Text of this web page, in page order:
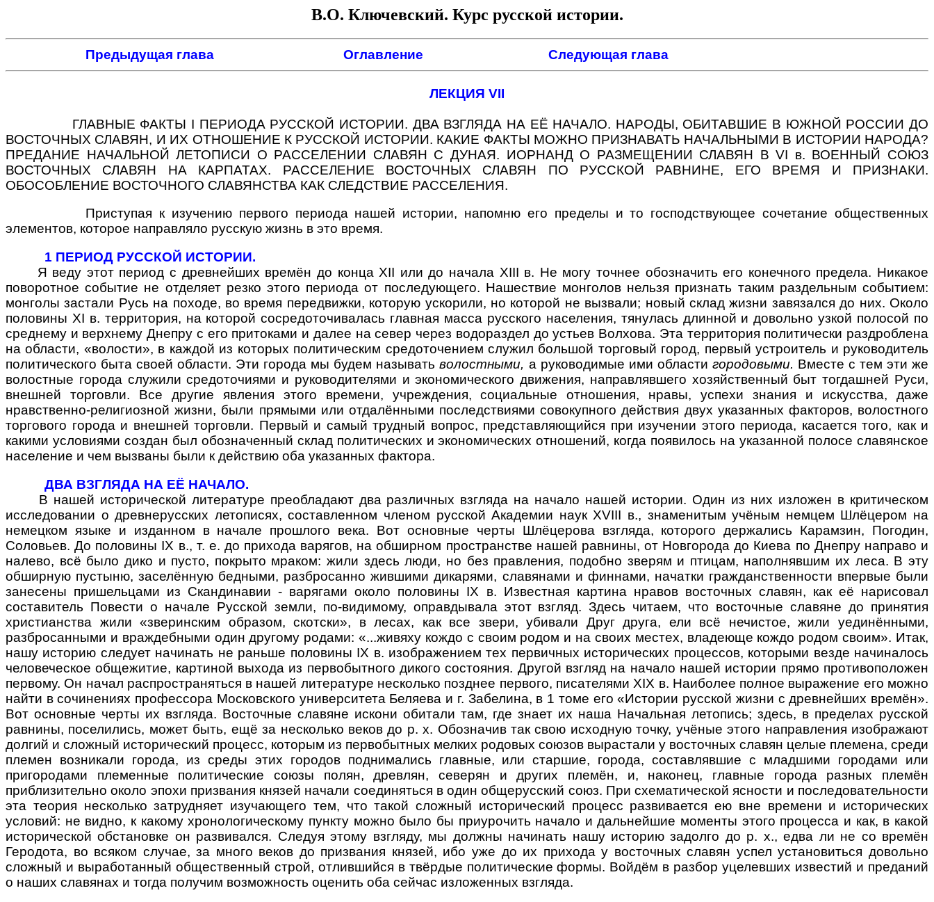
В.О. Ключевский. Курс русской истории.
Предыдущая глава Оглавление Следующая глава
ЛЕКЦИЯ VII
ГЛАВНЫЕ ФАКТЫ I ПЕРИОДА РУССКОЙ ИСТОРИИ. ДВА ВЗГЛЯДА НА ЕЁ НАЧАЛО. НАРОДЫ, ОБИТАВШИЕ В ЮЖНОЙ РОССИИ ДО
ВОСТОЧНЫХ СЛАВЯН, И ИХ ОТНОШЕНИЕ К РУССКОЙ ИСТОРИИ. КАКИЕ ФАКТЫ МОЖНО ПРИЗНАВАТЬ НАЧАЛЬНЫМИ В ИСТОРИИ НАРОДА?
ПРЕДАНИЕ НАЧАЛЬНОЙ ЛЕТОПИСИ О РАССЕЛЕНИИ СЛАВЯН С ДУНАЯ. ИОРНАНД О РАЗМЕЩЕНИИ СЛАВЯН В VI в. ВОЕННЫЙ СОЮЗ
ВОСТОЧНЫХ СЛАВЯН НА КАРПАТАХ. РАССЕЛЕНИЕ ВОСТОЧНЫХ СЛАВЯН ПО РУССКОЙ РАВНИНЕ, ЕГО ВРЕМЯ И ПРИЗНАКИ.
ОБОСОБЛЕНИЕ ВОСТОЧНОГО СЛАВЯНСТВА КАК СЛЕДСТВИЕ РАССЕЛЕНИЯ.
Приступая к изучению первого периода нашей истории, напомню его пределы и то господствующее сочетание общественных
элементов, которое направляло русскую жизнь в это время.
1 ПЕРИОД РУССКОЙ ИСТОРИИ.
Я веду этот период с древнейших времён до конца XII или до начала XIII в. Не могу точнее обозначить его конечного предела. Никакое
поворотное событие не отделяет резко этого периода от последующего. Нашествие монголов нельзя признать таким раздельным событием:
монголы застали Русь на походе, во время передвижки, которую ускорили, но которой не вызвали; новый склад жизни завязался до них. Около
половины XI в. территория, на которой сосредоточивалась главная масса русского населения, тянулась длинной и довольно узкой полосой по
среднему и верхнему Днепру с его притоками и далее на север через водораздел до устьев Волхова. Эта территория политически раздроблена
на области, «волости», в каждой из которых политическим средоточением служил большой торговый город, первый устроитель и руководитель
политического быта своей области. Эти города мы будем называтьволостными, а руководимые ими области городовыми. Вместе с тем эти же
волостные города служили средоточиями и руководителями и экономического движения, направлявшего хозяйственный быт тогдашней Руси,
внешней торговли. Все другие явления этого времени, учреждения, социальные отношения, нравы, успехи знания и искусства, даже
нравственно-религиозной жизни, были прямыми или отдалёнными последствиями совокупного действия двух указанных факторов, волостного
торгового города и внешней торговли. Первый и самый трудный вопрос, представляющийся при изучении этого периода, касается того, как и
какими условиями создан был обозначенный склад политических и экономических отношений, когда появилось на указанной полосе славянское
население и чем вызваны были к действию оба указанных фактора.
ДВА ВЗГЛЯДА НА ЕЁ НАЧАЛО.
В нашей исторической литературе преобладают два различных взгляда на начало нашей истории. Один из них изложен в критическом
исследовании о древнерусских летописях, составленном членом русской Академии наук XVIII в., знаменитым учёным немцем Шлёцером на
немецком языке и изданном в начале прошлого века. Вот основные черты Шлёцерова взгляда, которого держались Карамзин, Погодин,
Соловьев. До половины IX в., т. е. до прихода варягов, на обширном пространстве нашей равнины, от Новгорода до Киева по Днепру направо и
налево, всё было дико и пусто, покрыто мраком: жили здесь люди, но без правления, подобно зверям и птицам, наполнявшим их леса. В эту
обширную пустыню, заселённую бедными, разбросанно жившими дикарями, славянами и финнами, начатки гражданственности впервые были
занесены пришельцами из Скандинавии - варягами около половины IX в. Известная картина нравов восточных славян, как её нарисовал
составитель Повести о начале Русской земли, по-видимому, оправдывала этот взгляд. Здесь читаем, что восточные славяне до принятия
христианства жили «зверинским образом, скотски», в лесах, как все звери, убивали Друг друга, ели всё нечистое, жили уединёнными,
разбросанными и враждебными один другому родами: «...живяху кождо с своим родом и на своих местех, владеюще кождо родом своим». Итак,
нашу историю следует начинать не раньше половины IX в. изображением тех первичных исторических процессов, которыми везде начиналось
человеческое общежитие, картиной выхода из первобытного дикого состояния. Другой взгляд на начало нашей истории прямо противоположен
первому. Он начал распространяться в нашей литературе несколько позднее первого, писателями XIX в. Наиболее полное выражение его можно
найти в сочинениях профессора Московского университета Беляева и г. Забелина, в 1 томе его «Истории русской жизни с древнейших времён».
Вот основные черты их взгляда. Восточные славяне искони обитали там, где знает их наша Начальная летопись; здесь, в пределах русской
равнины, поселились, может быть, ещё за несколько веков до р. х. Обозначив так свою исходную точку, учёные этого направления изображают
долгий и сложный исторический процесс, которым из первобытных мелких родовых союзов вырастали у восточных славян целые племена, среди
племен возникали города, из среды этих городов поднимались главные, или старшие, города, составлявшие с младшими городами или
пригородами племенные политические союзы полян, древлян, северян и других племён, и, наконец, главные города разных племён
приблизительно около эпохи призвания князей начали соединяться в один общерусский союз. При схематической ясности и последовательности
эта теория несколько затрудняет изучающего тем, что такой сложный исторический процесс развивается ею вне времени и исторических
условий: не видно, к какому хронологическому пункту можно было бы приурочить начало и дальнейшие моменты этого процесса и как, в какой
исторической обстановке он развивался. Следуя этому взгляду, мы должны начинать нашу историю задолго до р. х., едва ли не со времён
Геродота, во всяком случае, за много веков до призвания князей, ибо уже до их прихода у восточных славян успел установиться довольно
сложный и выработанный общественный строй, отлившийся в твёрдые политические формы. Войдём в разбор уцелевших известий и преданий
о наших славянах и тогда получим возможность оценить оба сейчас изложенных взгляда.